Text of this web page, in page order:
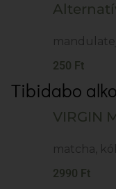
250 Ft
Tibidabo
VIRGIN
matcha,
2990 Ft